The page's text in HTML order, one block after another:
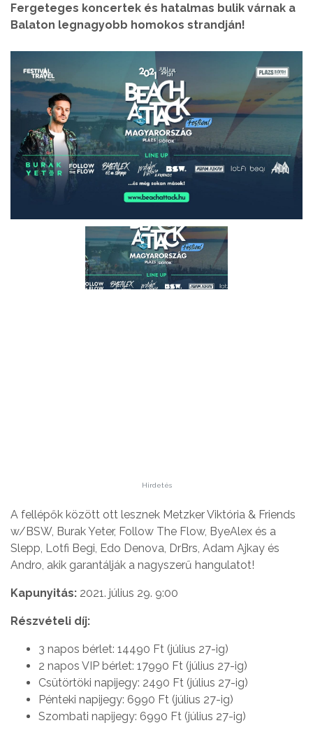
Fergeteges koncertek és hatalmas bulik várnak a
Balaton legnagyobb homokos strandján!
Hirdetés
A fellépők között ott lesznek Metzker Viktória & Friends
w/BSW, Burak Yeter, Follow The Flow, ByeAlex és a
Slepp, Lotfi Begi, Edo Denova, DrBrs, Adam Ajkay és
Andro, akik garantálják a nagyszerű hangulatot!
Kapunyitás: 2021. július 29. 9:00
Részvételi díj:
3 napos bérlet: 14490 Ft (július 27-ig)
2 napos VIP bérlet: 17990 Ft (július 27-ig)
Csütörtöki napijegy: 2490 Ft (július 27-ig)
Pénteki napijegy: 6990 Ft (július 27-ig)
Szombati napijegy: 6990 Ft (július 27-ig)